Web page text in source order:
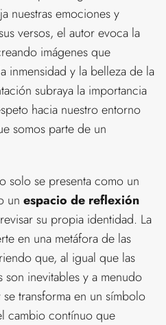
nuestras emociones y
versos, el autor evoca la
imágenes que
inmensidad y la belleza de la
subraya la importancia
hacia nuestro entorno
somos parte de un
solo se presenta como un
un espacio de reflexión
su propia identidad. La
en una metáfora de las
que, al igual que las
son inevitables y a menudo
transforma en un símbolo
cambio contínuo que